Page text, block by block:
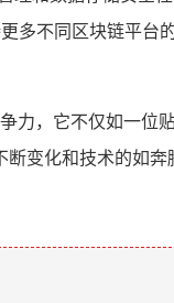
多不同区块链平台
力，它不仅如一位
变化和技术的如奔